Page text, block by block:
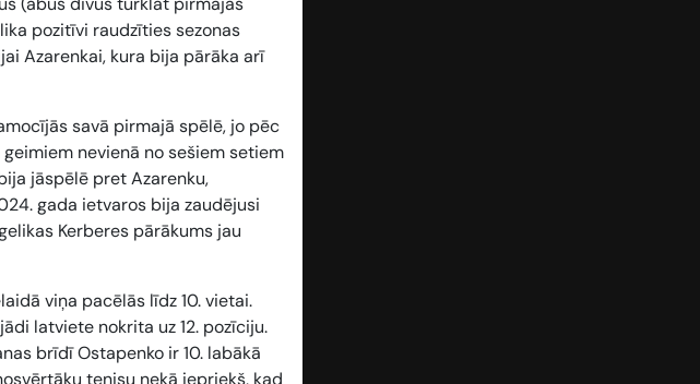
pozitīvi raudzīties sezonas
Azarenkai, kura bija pārāka arī
savā pirmajā spēlē, jo pēc
nevienā no sešiem setiem
jāspēlē pret Azarenku,
gada ietvaros bija zaudējusi
Kerberes pārākums jau
viņa pacēlās līdz 10. vietai.
latviete nokrita uz 12. pozīciju.
brīdī Ostapenko ir 10. labākā